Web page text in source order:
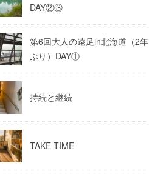
DAY②③
第6回大人の遠足in北海道（2年
ぶり）DAY①
持続と継続
TAKE TIME